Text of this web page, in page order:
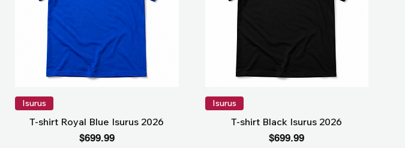
Isurus
T-shirt Royal Blue Isurus 2026
Precio
$699.99
Isurus
T-shirt Black Isurus 2026
Precio
$699.99